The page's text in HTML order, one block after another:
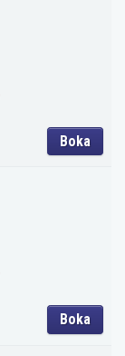
Boka
Boka